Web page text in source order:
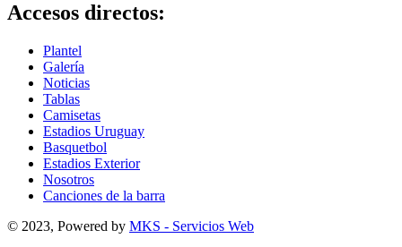
Accesos directos:
Plantel
Galería
Noticias
Tablas
Camisetas
Estadios Uruguay
Basquetbol
Estadios Exterior
Nosotros
Canciones de la barra
© 2023, Powered by MKS - Servicios Web